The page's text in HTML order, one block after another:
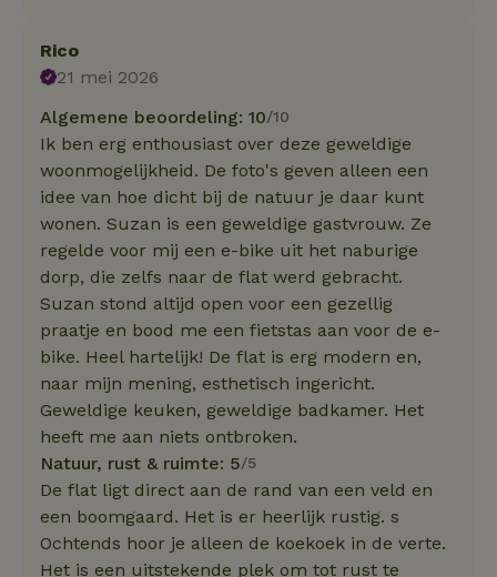
Rico
21 mei 2026
Algemene beoordeling: 10/10
Ik ben erg enthousiast over deze geweldige
woonmogelijkheid. De foto's geven alleen een
idee van hoe dicht bij de natuur je daar kunt
wonen. Suzan is een geweldige gastvrouw. Ze
regelde voor mij een e-bike uit het naburige
dorp, die zelfs naar de flat werd gebracht.
Suzan stond altijd open voor een gezellig
praatje en bood me een fietstas aan voor de e-
bike. Heel hartelijk! De flat is erg modern en,
naar mijn mening, esthetisch ingericht.
Geweldige keuken, geweldige badkamer. Het
heeft me aan niets ontbroken.
Natuur, rust & ruimte: 5/5
De flat ligt direct aan de rand van een veld en
een boomgaard. Het is er heerlijk rustig. s
Ochtends hoor je alleen de koekoek in de verte.
Het is een uitstekende plek om tot rust te